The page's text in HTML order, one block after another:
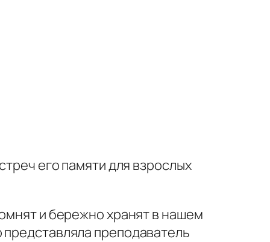
его памяти для взрослых
и бережно хранят в нашем
преподаватель